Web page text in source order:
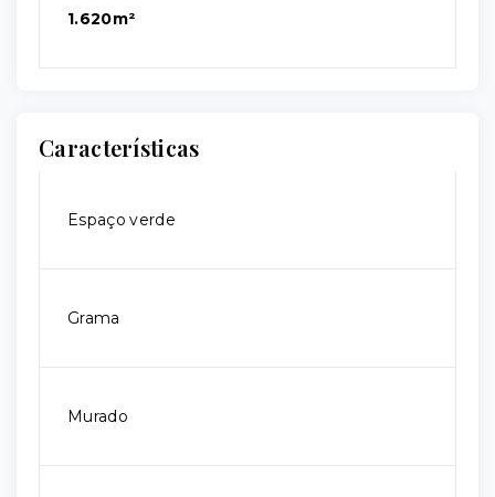
1.620m²
Características
Espaço verde
Grama
Murado